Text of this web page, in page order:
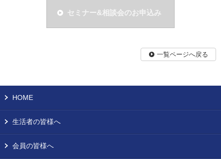
セミナー&相談会のお申込み
一覧ページへ戻る
HOME
生活者の皆様へ
会員の皆様へ